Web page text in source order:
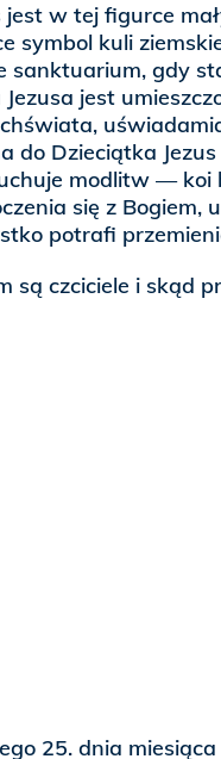
jest w tej figurce
symbol kuli
sanktuarium, gdy
Jezusa jest
do Dzieciątka
modlitw — koi
się z Bogiem,
potrafi
są czciciele i skąd
25. dnia